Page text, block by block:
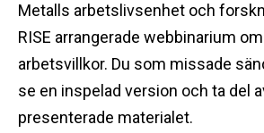
Metalls arbetslivsenhet och
RISE arrangerade webbinarium
arbetsvillkor. Du som missade
se en inspelad version och ta del
presenterade materialet.